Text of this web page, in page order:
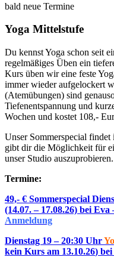
bald neue Termine
Yoga Mittelstufe
Du kennst Yoga schon seit
regelmäßiges Üben ein
Kurs üben wir eine feste
immer wieder aufgelockert
(Atemübungen) sind
Tiefenentspannung und
Wochen und kostet 108,-
Unser Sommerspecial
gibt dir die Möglichkeit für
unser Studio auszuprobieren.
Termine:
49,- € Sommerspecial
(14.07. – 17.08.26) bei Eva
Anmeldung
Dienstag 19 – 20:30 Uhr
kein Kurs am 13.10.26)